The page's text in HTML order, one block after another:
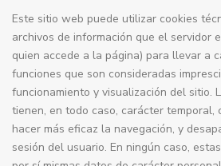
Este sitio web puede utilizar cookies
archivos de información que el servidor
quien accede a la página) para llevar a
funciones que son consideradas
funcionamiento y visualización del sitio.
tienen, en todo caso, carácter temporal,
hacer más eficaz la navegación, y
sesión del usuario. En ningún caso,